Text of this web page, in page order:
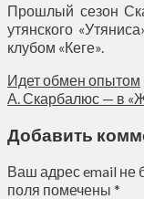
Прошлый сезон
утянского
клубом «Кеге».
Идет обмен опытом
А. Скарбалюс — в
Добавить
Ваш адрес email не
поля помечены *